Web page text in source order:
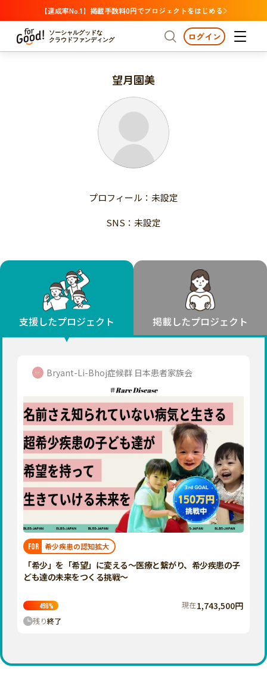
【達成率No.1】掲載手数料0円でプロジェクトをはじめる
ソーシャルグッドな
クラウドファンディング
プロジェクトからさがす 注目
支援金額が多い
支援人数が多い
終了日が近い
国際協力
子ども・教育
フード・農業
文化
環境・エシカル
人権・マイノリティ
社会貢献
地域からさがす 北海道・東北
北海道
福島
関東
茨城
栃木
群馬
千葉
神奈川
石川
支援金額が多い
終了日が近い
カテゴリーからさがす
医療・福祉
子ども・教育
人権・マイノリティ
北海道 青森 岩手 宮城
秋田
福島
茨城 栃木 群馬
千葉
東京
神奈川
新潟 富山 石川 福井
山梨
愛知
近畿
三重 滋賀 京都 大阪
兵庫
奈良
和歌山
中国
鳥取 島根 広島 山口
四国
徳島 香川 愛媛 高知
九州・沖縄
福岡 佐賀 長崎
宮崎
鹿児島 沖縄
ログイン
望月園美
プロフィール：未設定
SNS：未設定
支援したプロジェクト 掲載したプロジェクト
Bryant-Li-Bhoj症候群 日本患者家族会
FOR 希少疾患の認知拡大
「希少」を「希望」に変える～医療と繋がり、希少疾患の子
ども達の未来をつくる挑戦～
498% 現在1,743,500円
残り終了